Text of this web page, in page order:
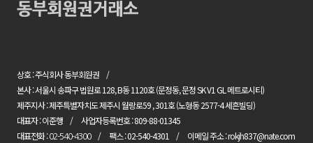
상호 : 주식회사 동부회원권
본사 : 서울시 송파구 법원로 128, B동 1120호 (문정동, 문정 SK V1 GL 메트로시티)
제주지사 : 제주특별자치도 제주시 월랑로59 , 301호 (노형동 2577-4 세흔빌딩)
대표자 : 이준행
사업자등록번호 : 809-88-01345
대표전화 :02-540-4300 팩스 : 02-540-4301 이메일 주소 : rokjh837@nate.com